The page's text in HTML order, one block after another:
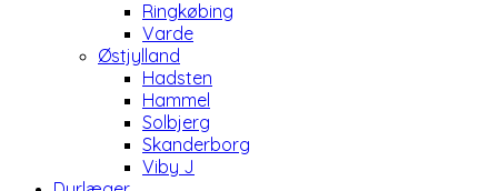
Ringkøbing
Varde
Østjylland
Hadsten
Hammel
Solbjerg
Skanderborg
Viby J